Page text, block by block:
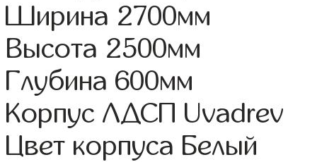
Ширина 2700мм
Высота 2500мм
Глубина 600мм
Корпус ЛДСП Uvadrev
Цвет корпуса Белый